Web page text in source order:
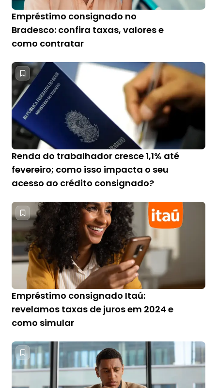
Empréstimo consignado no
Bradesco: confira taxas, valores e
como contratar
Renda do trabalhador cresce 1,1% até
fevereiro; como isso impacta o seu
acesso ao crédito consignado?
Empréstimo consignado Itaú:
revelamos taxas de juros em 2024 e
como simular